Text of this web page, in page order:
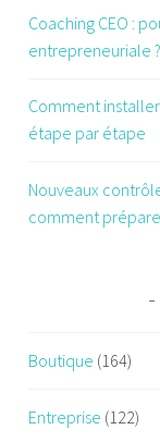
Coaching CEO :
entrepreneuriale ?
Comment
étape par étape
Nouveaux
comment
Boutique (164)
Entreprise (122)